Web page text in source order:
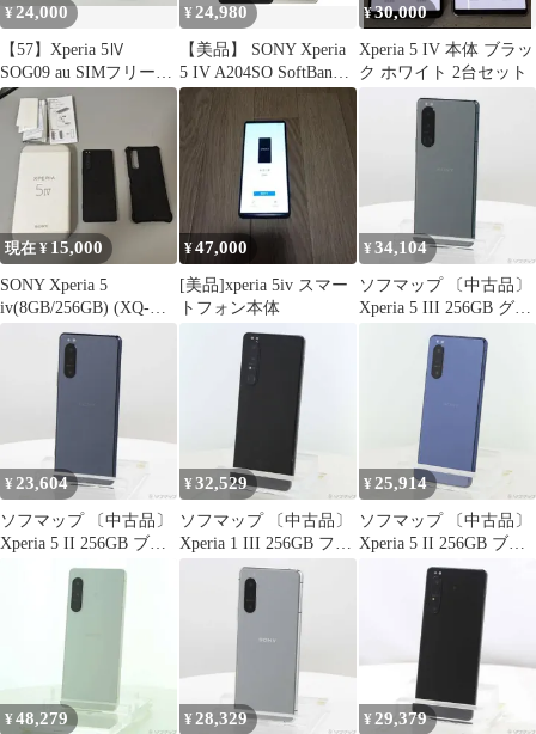
¥24,000
【57】Xperia 5Ⅳ
SOG09 au SIMフリー
128GB ブラック
BLACK ソニー SONY
白ロム KDDI
¥ 24,980
【美品】 SONY Xperia
5 IV A204SO SoftBank
版SIMフリー Aランク
本体のみ
¥30,000
Xperia 5 IV 本体 ブラッ
ク ホワイト 2台セット
現在 ¥15,000
SONY Xperia 5
iv(8GB/256GB) (XQ-
¥47,000
[美品]xperia 5iv スマー
トフォン本体
¥34,104
ソフマップ 〔中古品〕
Xperia 5 III 256GB グリ
ーン XQ-BQ42-
G2JPCX0 SIMフリー
¥23,604
ソフマップ 〔中古品〕
Xperia 5 II 256GB ブル
ー XQ-AS42 SIMフリー
¥32,529
ソフマップ 〔中古品〕
Xperia 1 III 256GB フロ
ストブラック SO-51B
docomoロック解除SIM
フリー【198】
¥25,914
ソフマップ 〔中古品〕
Xperia 5 II 256GB ブル
ー XQ-AS42 SIMフリー
¥48,279 ¥28,329 ¥29,379